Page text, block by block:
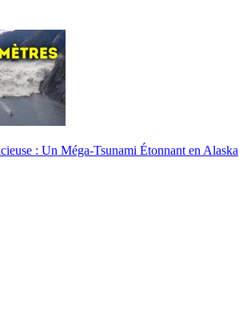
: Un Méga-Tsunami Étonnant en Alaska